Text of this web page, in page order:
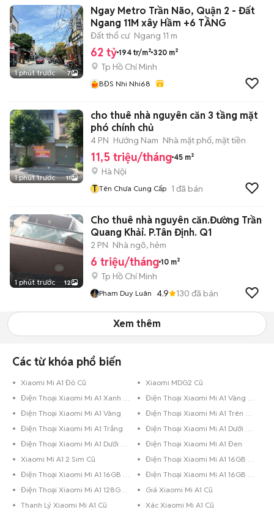
1 phút trước 7
Ngay Metro Trần Não, Quận 2 - Đất
Ngang 11M xây Hầm +6 TẦNG
Đất thổ cư Ngang 11 m
62 tỷ 194 tr/m² 320 m²
Tp Hồ Chí Minh
BĐS Nhi Nhi68
1 phút trước 11
cho thuê nhà nguyên căn 3 tầng mặt
phó chính chủ
4 PN Hướng Nam Nhà mặt phố, mặt tiền
11,5 triệu/tháng 45 m²
Hà Nội
T Tên Chưa Cung Cấp 1 đã bán
1 phút trước 12
Cho thuê nhà nguyên căn.Đường Trần
Quang Khải. P.Tân Định. Q1
2 PN Nhà ngõ, hẻm
6 triệu/tháng 10 m²
Tp Hồ Chí Minh
Pham Duy Luân 4.9 130 đã bán
Xem thêm
Các từ khóa phổ biến
Xiaomi Mi A1 Đỏ Cũ
Xiaomi MDG2 Cũ
Điện Thoại Xiaomi Mi A1 Xanh Dương
Điện Thoại Xiaomi Mi A1 Vàng Hồng
Điện Thoại Xiaomi Mi A1 Vàng
Điện Thoại Xiaomi Mi A1 Trên 256GB Đỏ
Điện Thoại Xiaomi Mi A1 Trắng
Điện Thoại Xiaomi Mi A1 Dưới 8GB Đen Bóng
Điện Thoại Xiaomi Mi A1 Dưới 8GB Đen
Điện Thoại Xiaomi Mi A1 Đen
Xiaomi Mi A1 2 Sim Cũ
Điện Thoại Xiaomi Mi A1 16GB Vàng
Điện Thoại Xiaomi Mi A1 16GB Trắng
Điện Thoại Xiaomi Mi A1 16GB Đen
Điện Thoại Xiaomi Mi A1 128GB Đen
Giá Xiaomi Mi A1 Cũ
Thanh Lý Xiaomi Mi A1 Cũ
Xác Xiaomi Mi A1 Cũ